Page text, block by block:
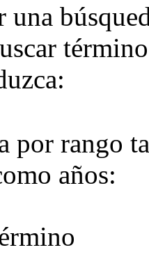
una
por rango
años: